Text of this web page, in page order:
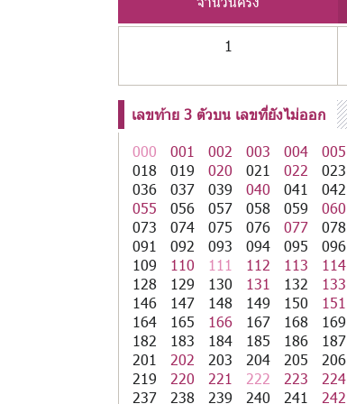
1
เลขท้าย 3 ตัวบน เลขที่ยังไม่ออก
000
001 002 003 004 005
018
019 020 021 022 023
036
037 039 040 041 042
055
056 057 058 059 060
073
074 075 076 077 078
091
092 093 094 095 096
109
110 111 112 113 114
128
129 130 131 132 133
146
147 148 149 150 151
164
165 166 167 168 169
182
183 184 185 186 187
201
202 203 204 205 206
219
220 221 222 223 224
237
238 239 240 241 242